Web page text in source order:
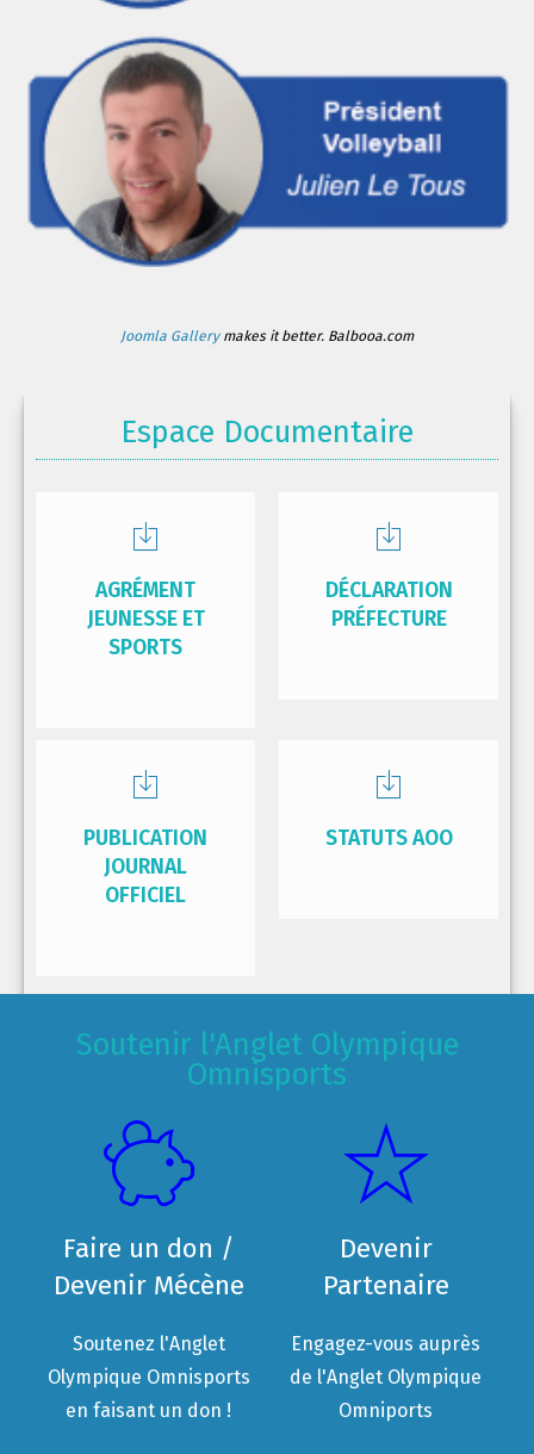
Joomla Gallerymakes it better. Balbooa.com
Espace Documentaire
AGRÉMENT
JEUNESSE ET
SPORTS
DÉCLARATION
PRÉFECTURE
PUBLICATION
JOURNAL
OFFICIEL
STATUTS AOO
Soutenir l'Anglet Olympique
Omnisports
Faire un don /
Devenir Mécène
Soutenez l'Anglet
Olympique Omnisports
en faisant un don !
Devenir
Partenaire
Engagez-vous auprès
de l'Anglet Olympique
Omniports